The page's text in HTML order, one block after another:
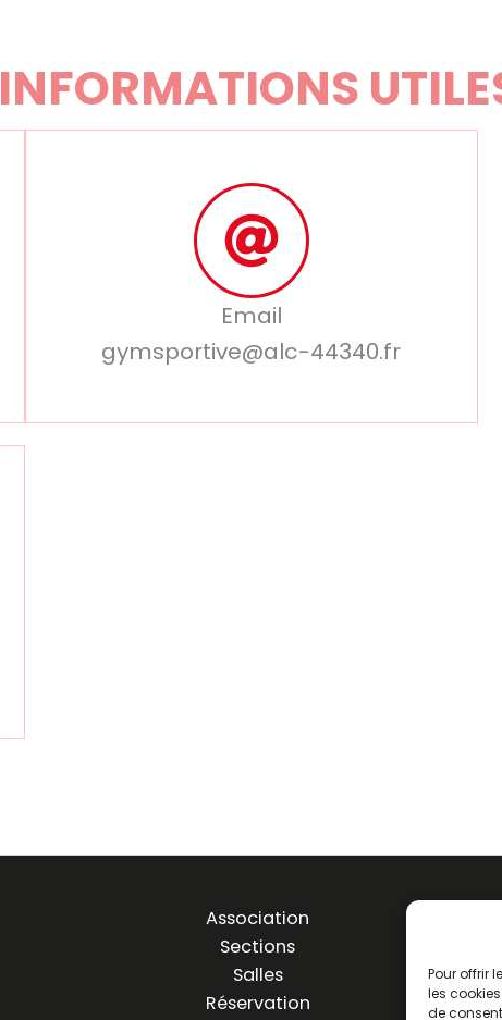
Pour offrir
les
de
INFORMATIONS
Email
gymsportive@alc-44340.fr
Association
Sections
Salles
Réservation